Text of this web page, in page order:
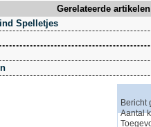
Gerelateerde artikelen
Spelletjes
Bericht
Aantal